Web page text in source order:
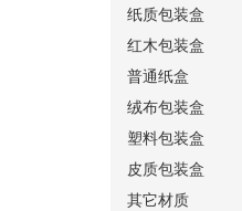
纸质包装盒
红木包装盒
普通纸盒
绒布包装盒
塑料包装盒
皮质包装盒
其它材质